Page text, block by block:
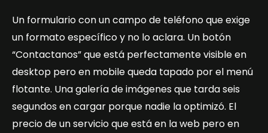
Un formulario con un campo de teléfono que exige
un formato específico y no lo aclara. Un botón
“Contactanos” que está perfectamente visible en
desktop pero en mobile queda tapado por el menú
flotante. Una galería de imágenes que tarda seis
segundos en cargar porque nadie la optimizó. El
precio de un servicio que está en la web pero en